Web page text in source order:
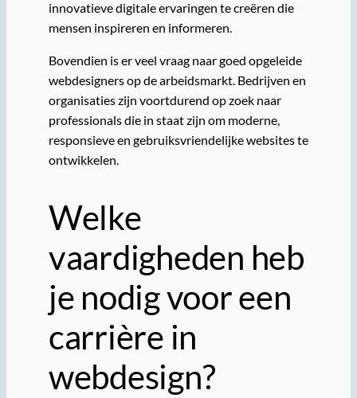
innovatieve digitale ervaringen te creëren die
mensen inspireren en informeren.
Bovendien is er veel vraag naar goed opgeleide
webdesigners op de arbeidsmarkt. Bedrijven en
organisaties zijn voortdurend op zoek naar
professionals die in staat zijn om moderne,
responsieve en gebruiksvriendelijke websites te
ontwikkelen.
Welke
vaardigheden heb
je nodig voor een
carrière in
webdesign?